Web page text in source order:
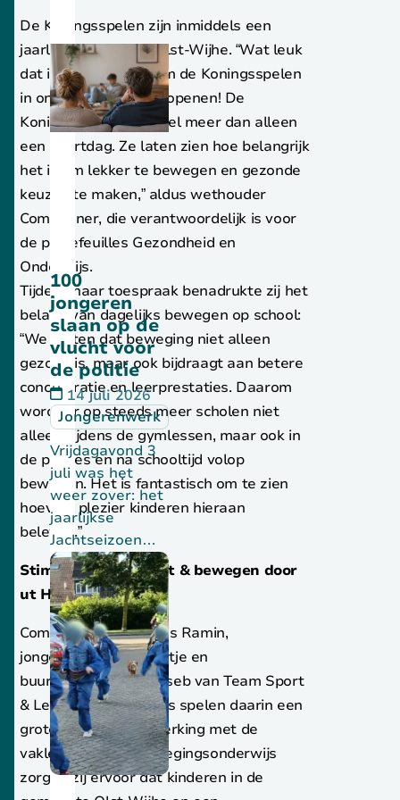
De Koningsspelen zijn inmiddels een
jaarlijkse traditie in Olst-Wijhe. “Wat leuk
dat ik hier mag zijn om de Koningsspelen
in onze gemeente te openen! De
Koningsspelen zijn veel meer dan alleen
een sportdag. Ze laten zien hoe belangrijk
het is om lekker te bewegen en gezonde
keuzes te maken,” aldus wethouder
Compagner, die verantwoordelijk is voor
de portefeuilles Gezondheid en
Onderwijs.
Tijdens haar toespraak benadrukte zij het
belang van dagelijks bewegen op school:
“We weten dat beweging niet alleen
gezond is, maar ook bijdraagt aan betere
concentratie en leerprestaties. Daarom
wordt er op steeds meer scholen niet
alleen tijdens de gymlessen, maar ook in
de pauzes en na schooltijd volop
bewogen. Het is fantastisch om te zien
hoeveel plezier kinderen hieraan
beleven.”
Stimuleren van sport & bewegen door
ut Huus
Combinatiefunctionaris Ramin,
jongerenwerker Maartje en
buurtsportcoach Hoeseb van Team Sport
& Leefstijl van ut Huus spelen daarin een
grote rol. In samenwerking met de
vakleerkrachten bewegingsonderwijs
zorgen zij ervoor dat kinderen in de
100
jongeren
slaan op de
vlucht voor
de politie
14 juli 2026
Jongerenwerk
Vrijdagavond 3
juli was het
weer zover: het
jaarlijkse
Jachtseizoen…
Bekijk dit nieuwsbericht